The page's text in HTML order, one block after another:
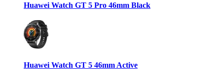
Huawei Watch GT 5 Pro 46mm Black
Huawei Watch GT 5 46mm Active